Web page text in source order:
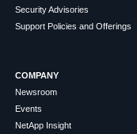
Security Advisories
Support Policies and Offerings
COMPANY
Newsroom
Events
NetApp Insight